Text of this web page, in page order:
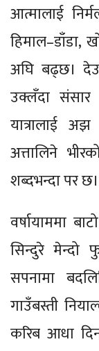
आत्मालाई
हिमाल–डाँडा,
अघि बढ्छ।
उक्लँदा
यात्रालाई
अत्तालिने
शब्दभन्दा पर छ।
वर्षायाममा
सिन्दुरे मेन्दो
सपनामा
गाउँबस्ती
करिब आधा